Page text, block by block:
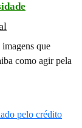
que
como agir pela